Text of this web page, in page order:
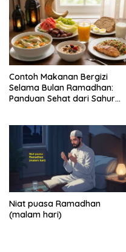
Contoh Makanan Bergizi
Selama Bulan Ramadhan:
Panduan Sehat dari Sahur
Niat puasa Ramadhan
(malam hari)